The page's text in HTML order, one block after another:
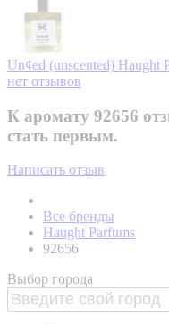
Un¢ed (unscented) Haught
нет отзывов
К аромату 92656
стать первым.
Написать отзыв
Все бренды
Haught Parfums
92656
Выбор города